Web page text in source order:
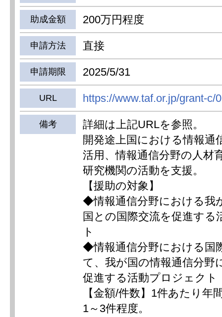
助成金額 200万円程度
申請方法 直接
申請期限 2025/5/31
URL https://www.taf.or.jp/grant-c/
備考
詳細は上記URLを参照。
開発途上国における情報通
活用、情報通信分野の人材
研究機関の活動を支援。
【援助の対象】
◆情報通信分野における我
国との国際交流を促進する
ト
◆情報通信分野における国
て、我が国の情報通信分野
促進する活動プロジェクト
【金額/件数】1件あたり年
1～3件程度。